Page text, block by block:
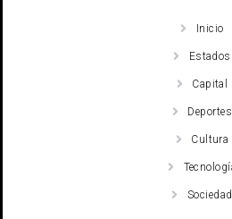
Inicio
Estados
Capital
Deportes
Cultura
Sociedad